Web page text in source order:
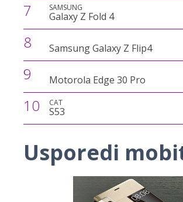
7 SAMSUNG
Galaxy Z Fold 4
8 Samsung Galaxy Z Flip4
9 Motorola Edge 30 Pro
10 CAT
S53
Usporedi